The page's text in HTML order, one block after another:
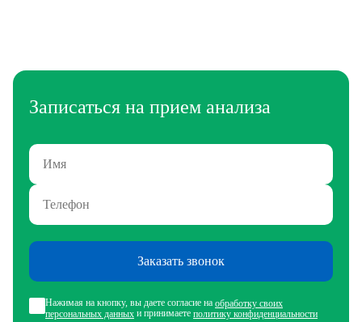
Записаться на прием анализа
Заказать звонок
Нажимая на кнопку, вы даете согласие на обработку своих
персональных данных и принимаете политику конфиденциальности